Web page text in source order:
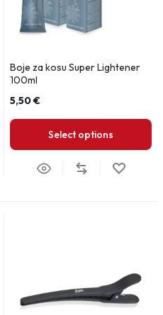
Boje za kosu Super Lightener
100ml
5,50€
Select options